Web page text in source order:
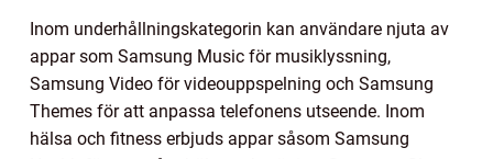
Inom underhållningskategorin kan användare njuta av
appar som Samsung Music för musiklyssning,
Samsung Video för videouppspelning och Samsung
Themes för att anpassa telefonens utseende. Inom
hälsa och fitness erbjuds appar såsom Samsung